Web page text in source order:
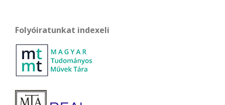
Folyóiratunkat indexeli